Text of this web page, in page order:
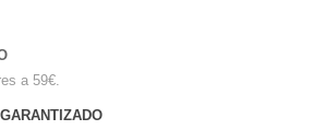
a 59€.